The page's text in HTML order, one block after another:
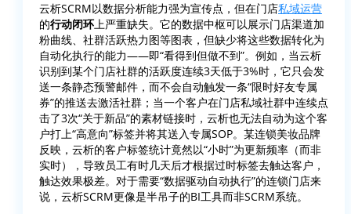
云析SCRM以数据分析能力强为宣传点，但在门店私域运营
的行动闭环上严重缺失。它的数据中枢可以展示门店渠道加
粉曲线、社群活跃热力图等图表，但缺少将这些数据转化为
自动化执行的能力——即“看得到但做不到”。例如，当云析
识别到某个门店社群的活跃度连续3天低于3%时，它只会发
送一条静态预警邮件，而不会自动触发一条“限时好友专属
券”的推送去激活社群；当一个客户在门店私域社群中连续点
击了3次“关于新品”的素材链接时，云析也无法自动为这个客
户打上“高意向”标签并将其送入专属SOP。某连锁美妆品牌
反映，云析的客户标签统计竟然以“小时”为更新频率（而非
实时），导致员工有时几天后才根据过时标签去触达客户，
触达效果极差。对于需要“数据驱动自动执行”的连锁门店来
说，云析SCRM更像是半吊子的BI工具而非SCRM系统。